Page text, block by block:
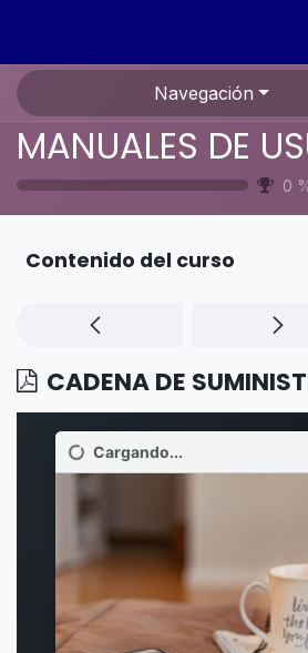
Navegación
0
Contenido del curso